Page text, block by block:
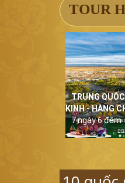
TOUR
TRUNG
KINH - HÀNG
7 ngày 6 đêm